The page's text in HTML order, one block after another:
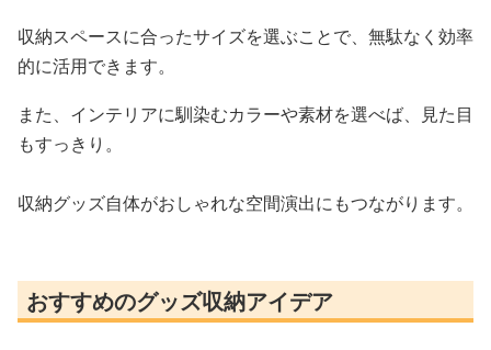
収納スペースに合ったサイズを選ぶことで、無駄なく効率
的に活用できます。
また、インテリアに馴染むカラーや素材を選べば、見た目
もすっきり。
収納グッズ自体がおしゃれな空間演出にもつながります。
おすすめのグッズ収納アイデア